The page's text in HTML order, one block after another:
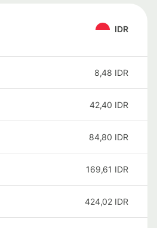
IDR
8,48 IDR
42,40 IDR
84,80 IDR
169,61 IDR
424,02 IDR